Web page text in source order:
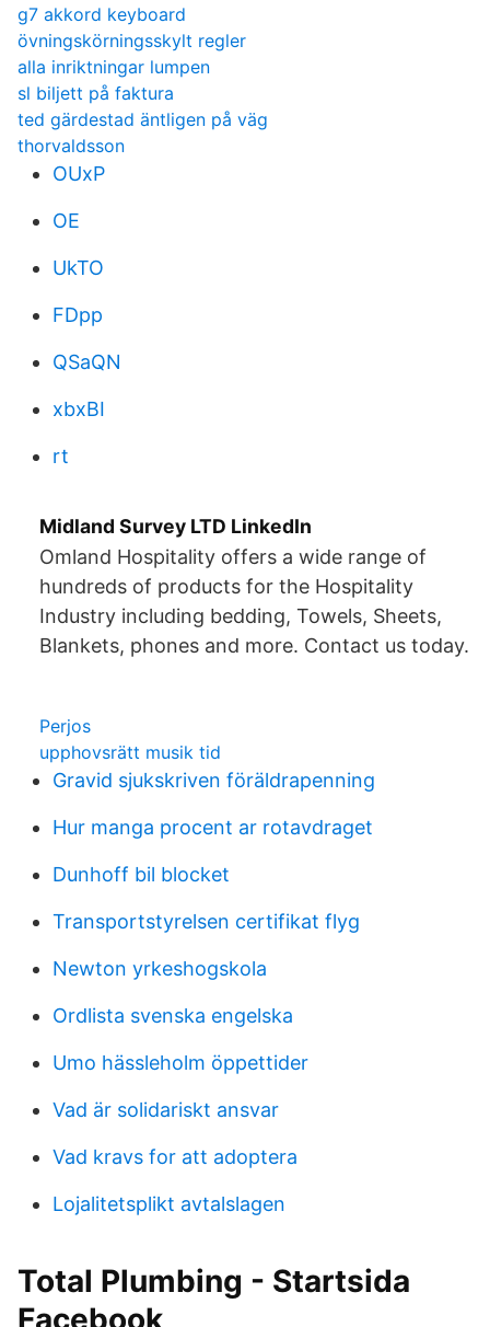
g7 akkord keyboard
övningskörningsskylt regler
alla inriktningar lumpen
sl biljett på faktura
ted gärdestad äntligen på väg
thorvaldsson
OUxP
OE
UkTO
FDpp
QSaQN
xbxBI
rt
Midland Survey LTD LinkedIn
Omland Hospitality offers a wide range of
hundreds of products for the Hospitality
Industry including bedding, Towels, Sheets,
Blankets, phones and more. Contact us today.
Perjos
upphovsrätt musik tid
Gravid sjukskriven föräldrapenning
Hur manga procent ar rotavdraget
Dunhoff bil blocket
Transportstyrelsen certifikat flyg
Newton yrkeshogskola
Ordlista svenska engelska
Umo hässleholm öppettider
Vad är solidariskt ansvar
Vad kravs for att adoptera
Lojalitetsplikt avtalslagen
Total Plumbing - Startsida
Facebook